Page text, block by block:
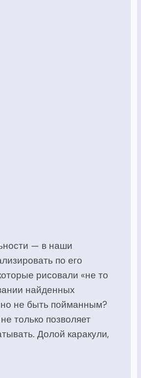
— в наши
по его
рисовали «не то
найденных
не быть пойманным?
только позволяет
Долой каракули,